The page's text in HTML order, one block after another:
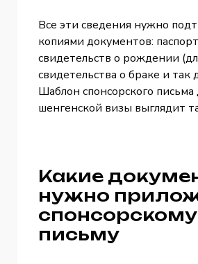
Все эти сведения нужно
копиями документов:
свидетельств о рождении
свидетельства о браке и так
Шаблон спонсорского письма
шенгенской визы выглядит
Какие
нужно
спонсорскому
письму